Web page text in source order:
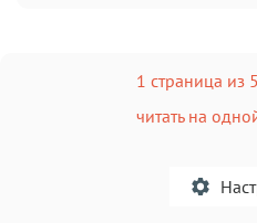
1 страница из
читать на